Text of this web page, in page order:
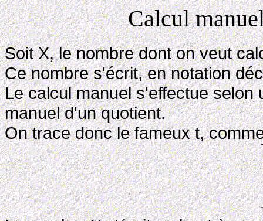
Calcul
Soit X, le nombre dont on veut
Ce nombre s'écrit, en notation
Le calcul manuel s'effectue
manuel d'un quotient.
On trace donc le fameux t,